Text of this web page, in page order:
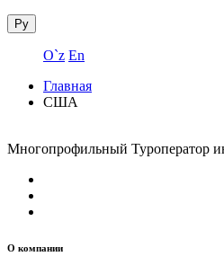
Ру
O`z En
Главная
США
Многопрофильный Туроператор
О компании